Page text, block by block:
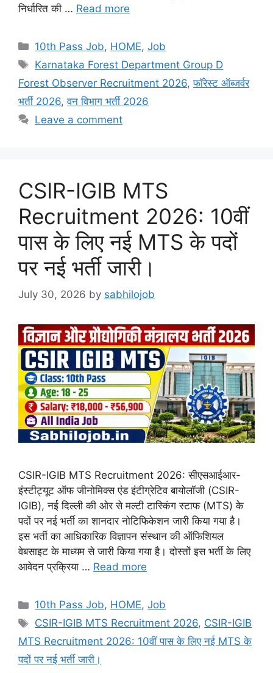
निर्धारित की … Read more
Categories
10th Pass Job, HOME,Job
Tags
Karnataka Forest Department Group D
Forest Observer Recruitment 2026,फॉरेस्ट ऑब्जर्वर
भर्ती 2026,वन विभाग भर्ती 2026
Leave a comment
CSIR-IGIB MTS
Recruitment 2026: 10वीं
पास के लिए नई MTS के पदों
पर नई भर्ती जारी।
July 30, 2026 by sabhilojob
CSIR-IGIB MTS Recruitment 2026: सीएसआईआर-
इंस्टीट्यूट ऑफ जीनोमिक्स एंड इंटीग्रेटिव बायोलॉजी (CSIR-
IGIB), नई दिल्ली की ओर से मल्टी टास्किंग स्टाफ (MTS) के
पदों पर नई भर्ती का शानदार नोटिफिकेशन जारी किया गया है।
इस भर्ती का आधिकारिक विज्ञापन संस्थान की ऑफिशियल
वेबसाइट के माध्यम से जारी किया गया है। दोस्तों इस भर्ती के लिए
आवेदन प्रक्रिया … Read more
Categories
10th Pass Job, HOME,Job
Tags
CSIR-IGIB MTS Recruitment 2026, CSIR-IGIB
MTS Recruitment 2026: 10वीं पास के लिए नई MTS के
पदों पर नई भर्ती जारी।